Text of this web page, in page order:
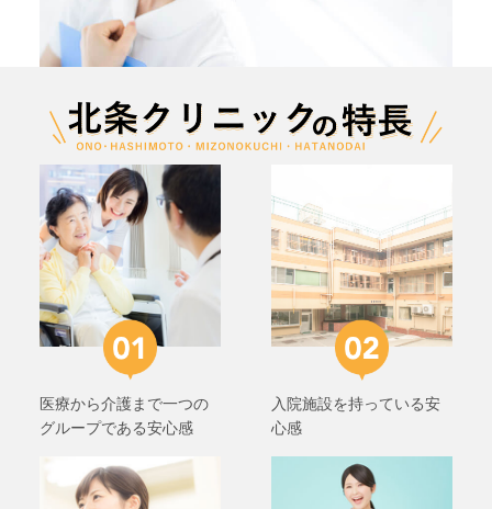
医療から介護まで一つの
グループである安心感
入院施設を持っている安
心感